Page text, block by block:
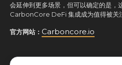
会延伸到更多场景，但可以确定的是，
CarbonCore DeFi 集成成为值得被关
官方网站： Carboncore.io